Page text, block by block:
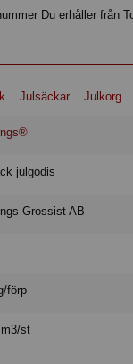
Du erhåller från
Julsäckar Julkorg
julgodis
Grossist AB
förp
st